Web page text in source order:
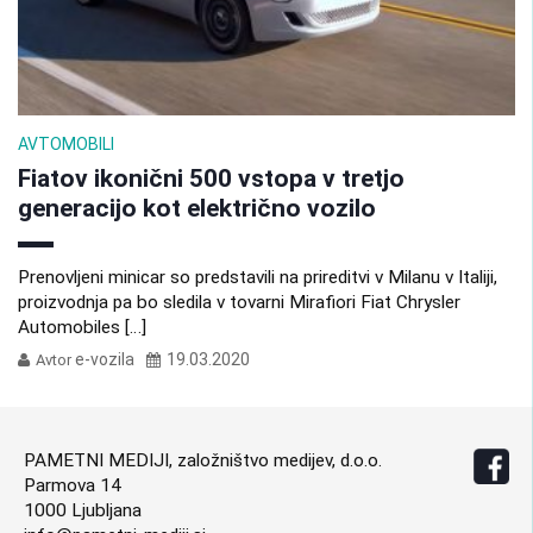
AVTOMOBILI
Fiatov ikonični 500 vstopa v tretjo
generacijo kot električno vozilo
Prenovljeni minicar so predstavili na prireditvi v Milanu v Italiji,
proizvodnja pa bo sledila v tovarni Mirafiori Fiat Chrysler
Automobiles […]
Avtor e-vozila 19.03.2020
PAMETNI MEDIJI, založništvo medijev, d.o.o.
Parmova 14
1000 Ljubljana